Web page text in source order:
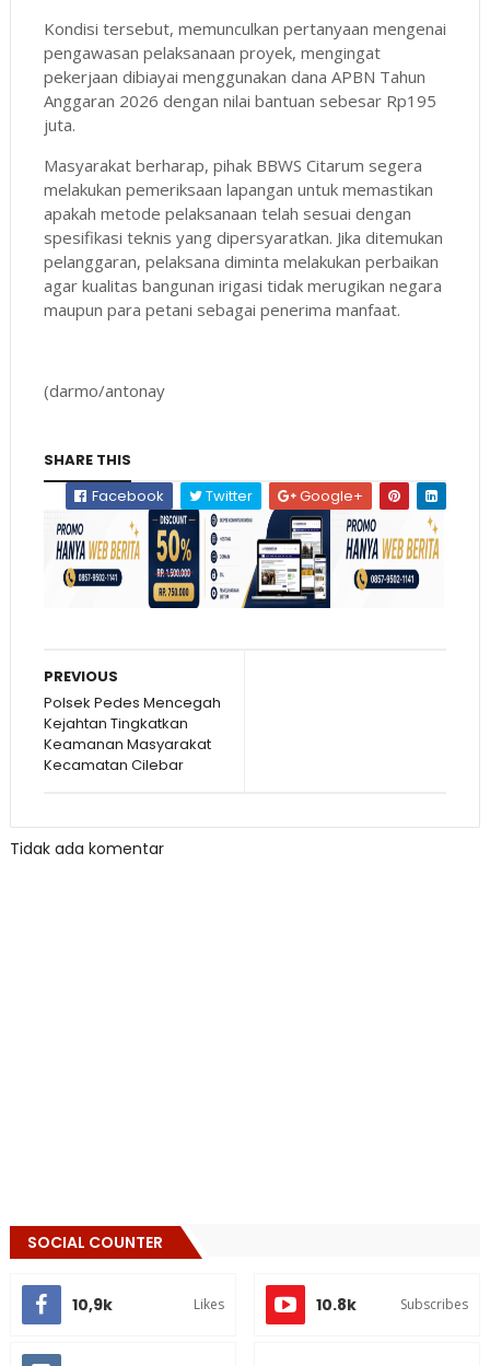
Kondisi tersebut, memunculkan pertanyaan mengenai
pengawasan pelaksanaan proyek, mengingat
pekerjaan dibiayai menggunakan dana APBN Tahun
Anggaran 2026 dengan nilai bantuan sebesar Rp195
juta.
Masyarakat berharap, pihak BBWS Citarum segera
melakukan pemeriksaan lapangan untuk memastikan
apakah metode pelaksanaan telah sesuai dengan
spesifikasi teknis yang dipersyaratkan. Jika ditemukan
pelanggaran, pelaksana diminta melakukan perbaikan
agar kualitas bangunan irigasi tidak merugikan negara
maupun para petani sebagai penerima manfaat.
(darmo/antonay
SHARE THIS
Facebook
Twitter Google+
PREVIOUS
Polsek Pedes Mencegah
Kejahtan Tingkatkan
Keamanan Masyarakat
Kecamatan Cilebar
Tidak ada komentar
SOCIAL COUNTER
10,9k Likes 10.8k Subscribes